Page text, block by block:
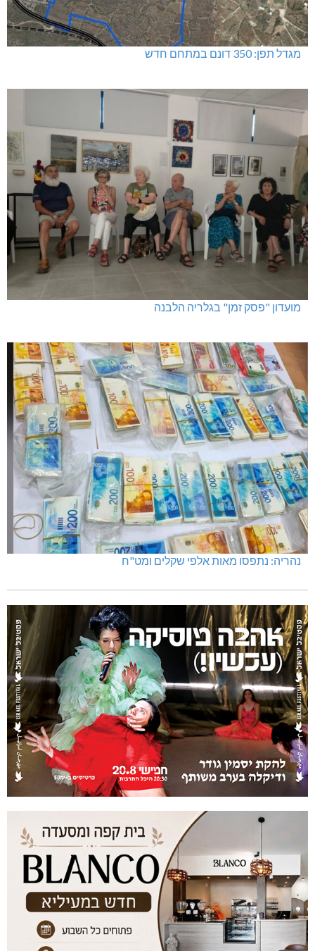
מגדל תפן: 350 דונם במתחם חדש
מועדון "פסק זמן" בגלריה הלבנה
נהריה: נתפסו מאות אלפי שקלים ומט"ח